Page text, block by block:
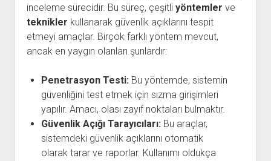
inceleme sürecidir. Bu süreç, çeşitli yöntemler ve
teknikler kullanarak güvenlik açıklarını tespit
etmeyi amaçlar. Birçok farklı yöntem mevcut,
ancak en yaygın olanları şunlardır:
Penetrasyon Testi:Bu yöntemde, sistemin
güvenliğini test etmek için sızma girişimleri
yapılır. Amacı, olası zayıf noktaları bulmaktır.
Güvenlik Açığı Tarayıcıları:Bu araçlar,
sistemdeki güvenlik açıklarını otomatik
olarak tarar ve raporlar. Kullanımı oldukça